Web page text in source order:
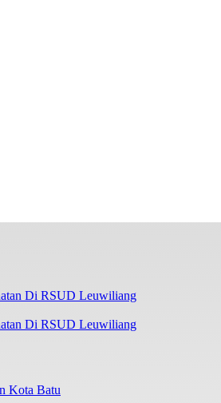
Di RSUD Leuwiliang
Kota Batu